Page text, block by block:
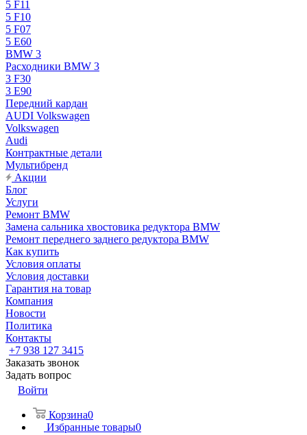
5 F11
5 F10
5 F07
5 E60
BMW 3
Расходники BMW 3
3 F30
3 E90
Передний кардан
AUDI Volkswagen
Volkswagen
Audi
Контрактные детали
Мультибренд
Акции
Блог
Услуги
Ремонт BMW
Замена сальника хвостовика редуктора BMW
Ремонт переднего заднего редуктора BMW
Как купить
Условия оплаты
Условия доставки
Гарантия на товар
Компания
Новости
Политика
Контакты
+7 938 127 3415
Заказать звонок
Задать вопрос
Войти
Корзина0
Избранные товары0